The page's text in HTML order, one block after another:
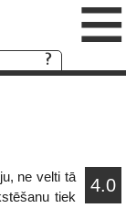
≡
4.0
ne velti tā
tiek